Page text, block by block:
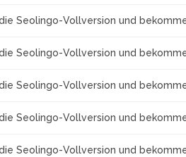
Seolingo-Vollversion und
Seolingo-Vollversion und
Seolingo-Vollversion und
Seolingo-Vollversion und
Seolingo-Vollversion und